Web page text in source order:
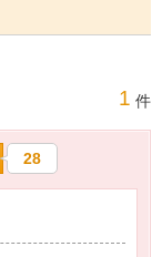
1 件
28